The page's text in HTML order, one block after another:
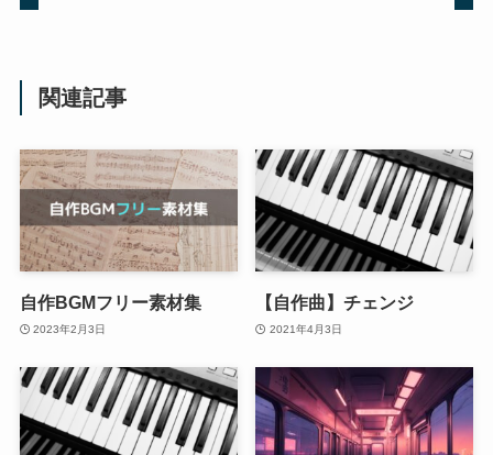
関連記事
自作BGMフリー素材集
2023年2月3日
【自作曲】チェンジ
2021年4月3日